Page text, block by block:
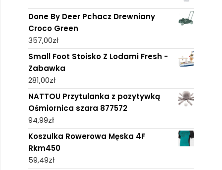
Done By Deer Pchacz Drewniany
Croco Green
357,00zł
Small Foot Stoisko Z Lodami Fresh -
Zabawka
281,00zł
NATTOU Przytulanka z pozytywką
Ośmiornica szara 877572
94,99zł
Koszulka Rowerowa Męska 4F
Rkm450
59,49zł